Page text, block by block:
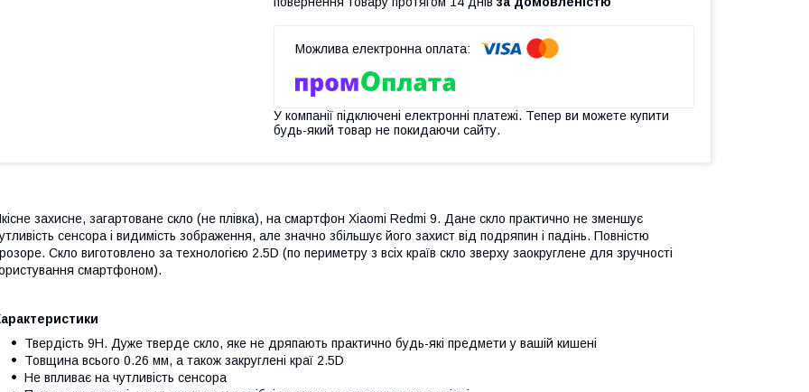
У компанії підключені електронні платежі. Тепер ви можете купити
будь-який товар не покидаючи сайту.
захисне, загартоване скло (не плівка), на смартфон Xiaomi Redmі 9. Дане скло практично не зменшує
сенсора і видимість зображення, але значно збільшує його захист від подряпин і падінь. Повністю
Скло виготовлено за технологією 2.5D (по периметру з всіх країв скло зверху заокруглене для зручності
смартфоном).
Твердість 9H. Дуже тверде скло, яке не дряпають практично будь-які предмети у вашій кишені
Товщина всього 0.26 мм, а також закруглені краї 2.5D
Не впливає на чутливість сенсора